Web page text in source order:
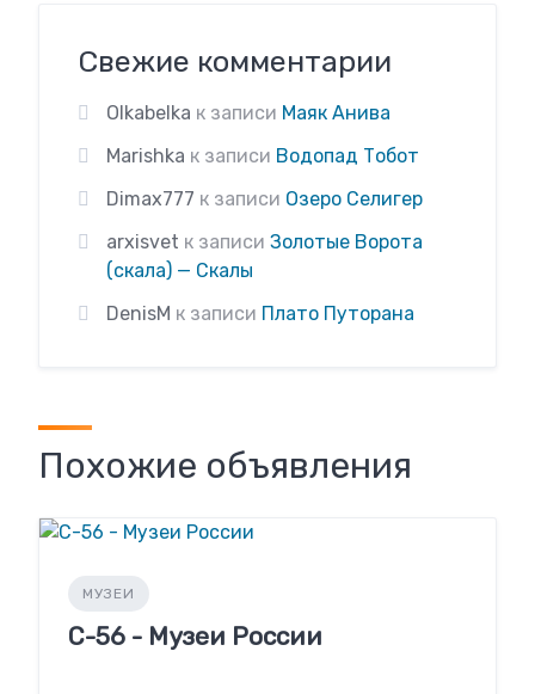
Свежие комментарии
Olkabelka к записи Маяк Анива
Marishka к записи Водопад Тобот
Dimax777 к записи Озеро Селигер
arxisvet к записи Золотые Ворота
(скала) — Скалы
DenisM к записи Плато Путорана
Похожие объявления
МУЗЕИ
С-56 - Музеи России